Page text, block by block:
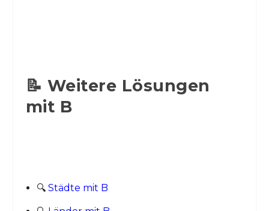
📝 Weitere Lösungen
mit B
🔍 Städte mit B